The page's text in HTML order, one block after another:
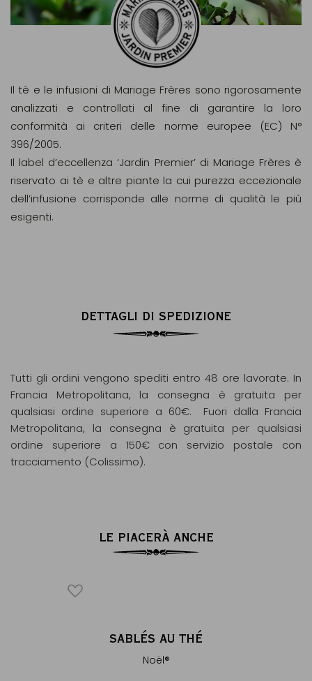
Il tè e le infusioni di Mariage Frères sono rigorosamente
analizzati e controllati al fine di garantire la loro
conformità ai criteri delle norme europee (EC) N°
396/2005.
Il label d’eccellenza ‘Jardin Premier’ di Mariage Frères è
riservato ai tè e altre piante la cui purezza eccezionale
dell’infusione corrisponde alle norme di qualità le più
esigenti.
DETTAGLI DI SPEDIZIONE
Tutti gli ordini vengono spediti entro 48 ore lavorate. In
Francia Metropolitana, la consegna è gratuita per
qualsiasi ordine superiore a 60€. Fuori dalla Francia
Metropolitana, la consegna è gratuita per qualsiasi
ordine superiore a 150€ con servizio postale con
tracciamento (Colissimo).
LE PIACERÀ ANCHE
SABLÉS AU THÉ
Noël®